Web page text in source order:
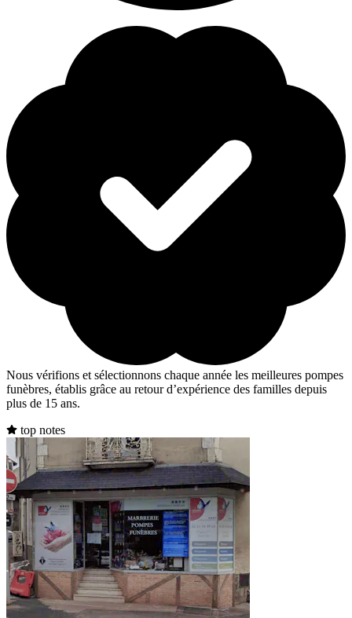
Nous vérifions et sélectionnons chaque année les meilleures pompes
funèbres, établis grâce au retour d’expérience des familles depuis
plus de 15 ans.
top notes